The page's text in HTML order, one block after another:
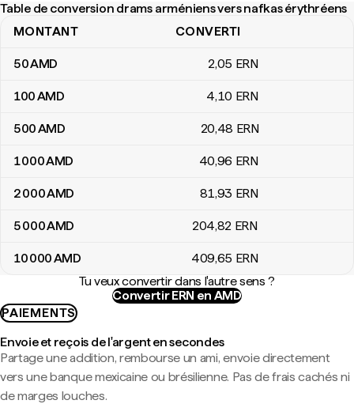
Table de conversion drams arméniens vers nafkas érythréens
Table de conversion drams arméniens vers nafkas érythréens
MONTANT CONVERTI
50AMD 2,05 ERN
100AMD 4,10 ERN
500AMD 20,48 ERN
1 000AMD 40,96 ERN
2 000AMD 81,93 ERN
5 000AMD 204,82 ERN
10 000AMD 409,65 ERN
Tu veux convertir dans l'autre sens ?
Convertir ERN en AMD
PAIEMENTS
Envoie et reçois de l'argent en secondes
Partage une addition, rembourse un ami, envoie directement
vers une banque mexicaine ou brésilienne. Pas de frais cachés ni
de marges louches.